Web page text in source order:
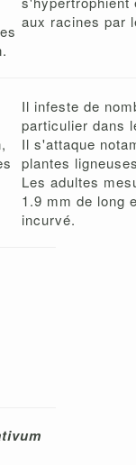
aux racines par
Il infeste de
particulier dans
Il s'attaque
plantes
Les adultes
1.9 mm de long
incurvé.